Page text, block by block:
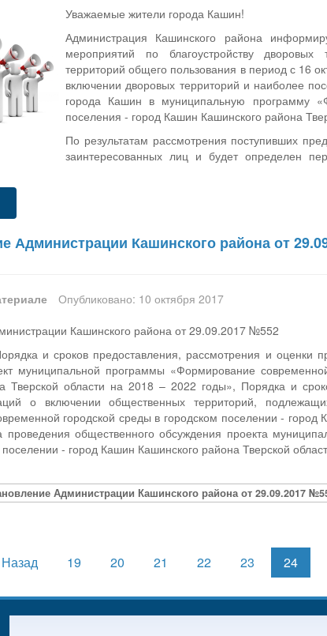
Уважаемые жители города Кашин!
Администрация Кашинского района
мероприятий по благоустройству
территорий общего пользования в период с 16
включении дворовых территорий и наиболее
города Кашин в муниципальную программу
поселения - город Кашин Кашинского района
По результатам рассмотрения поступивших
заинтересованных лиц и будет определен
Администрации Кашинского района от
Опубликовано: 10 октября 2017
Кашинского района от 29.09.2017 №552
и сроков предоставления, рассмотрения и оценки
муниципальной программы «Формирование
Тверской области на 2018 – 2022 годы», Порядка и
о включении общественных территорий,
городской среды в городском поселении -
общественного обсуждения проекта
- город Кашин Кашинского района Тверской
Администрации Кашинского района от 29.09.2017
Назад 19 20 21 22 23 24